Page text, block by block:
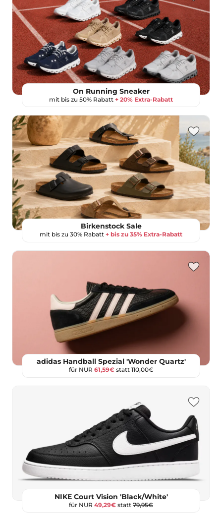
On Running Sneaker
mit bis zu 50% Rabatt + 20% Extra-Rabatt
Birkenstock Sale
mit bis zu 30% Rabatt + bis zu 35% Extra-Rabatt
adidas Handball Spezial 'Wonder Quartz'
für NUR 61,59€statt110,00€
NIKE Court Vision 'Black/White'
für NUR 49,29€ statt 79,95€